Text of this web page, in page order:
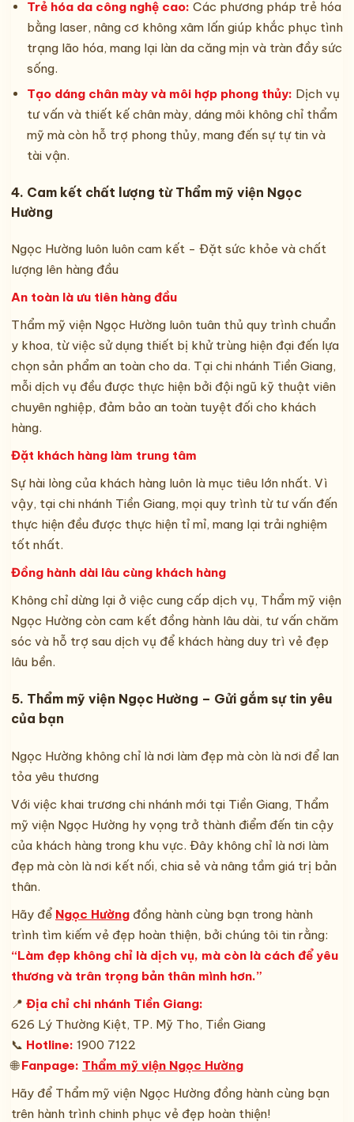
Trẻ hóa da công nghệ cao: Các phương pháp trẻ hóa
bằng laser, nâng cơ không xâm lấn giúp khắc phục tình
trạng lão hóa, mang lại làn da căng mịn và tràn đầy sức
sống.
Tạo dáng chân mày và môi hợp phong thủy: Dịch vụ
tư vấn và thiết kế chân mày, dáng môi không chỉ thẩm
mỹ mà còn hỗ trợ phong thủy, mang đến sự tự tin và
tài vận.
4. Cam kết chất lượng từ Thẩm mỹ viện Ngọc
Hường
Ngọc Hường luôn luôn cam kết - Đặt sức khỏe và chất
lượng lên hàng đầu
An toàn là ưu tiên hàng đầu
Thẩm mỹ viện Ngọc Hường luôn tuân thủ quy trình chuẩn
y khoa, từ việc sử dụng thiết bị khử trùng hiện đại đến lựa
chọn sản phẩm an toàn cho da. Tại chi nhánh Tiền Giang,
mỗi dịch vụ đều được thực hiện bởi đội ngũ kỹ thuật viên
chuyên nghiệp, đảm bảo an toàn tuyệt đối cho khách
hàng.
Đặt khách hàng làm trung tâm
Sự hài lòng của khách hàng luôn là mục tiêu lớn nhất. Vì
vậy, tại chi nhánh Tiền Giang, mọi quy trình từ tư vấn đến
thực hiện đều được thực hiện tỉ mỉ, mang lại trải nghiệm
tốt nhất.
Đồng hành dài lâu cùng khách hàng
Không chỉ dừng lại ở việc cung cấp dịch vụ, Thẩm mỹ viện
Ngọc Hường còn cam kết đồng hành lâu dài, tư vấn chăm
sóc và hỗ trợ sau dịch vụ để khách hàng duy trì vẻ đẹp
lâu bền.
5. Thẩm mỹ viện Ngọc Hường – Gửi gắm sự tin yêu
của bạn
Ngọc Hường không chỉ là nơi làm đẹp mà còn là nơi để lan
tỏa yêu thương
Với việc khai trương chi nhánh mới tại Tiền Giang, Thẩm
mỹ viện Ngọc Hường hy vọng trở thành điểm đến tin cậy
của khách hàng trong khu vực. Đây không chỉ là nơi làm
đẹp mà còn là nơi kết nối, chia sẻ và nâng tầm giá trị bản
thân.
Hãy để Ngọc Hường đồng hành cùng bạn trong hành
trình tìm kiếm vẻ đẹp hoàn thiện, bởi chúng tôi tin rằng:
“Làm đẹp không chỉ là dịch vụ, mà còn là cách để yêu
thương và trân trọng bản thân mình hơn.”
📍 Địa chỉ chi nhánh Tiền Giang:
626 Lý Thường Kiệt, TP. Mỹ Tho, Tiền Giang
📞 Hotline: 1900 7122
🌐Fanpage: Thẩm mỹ viện Ngọc Hường
Hãy để Thẩm mỹ viện Ngọc Hường đồng hành cùng bạn
trên hành trình chinh phục vẻ đẹp hoàn thiện!